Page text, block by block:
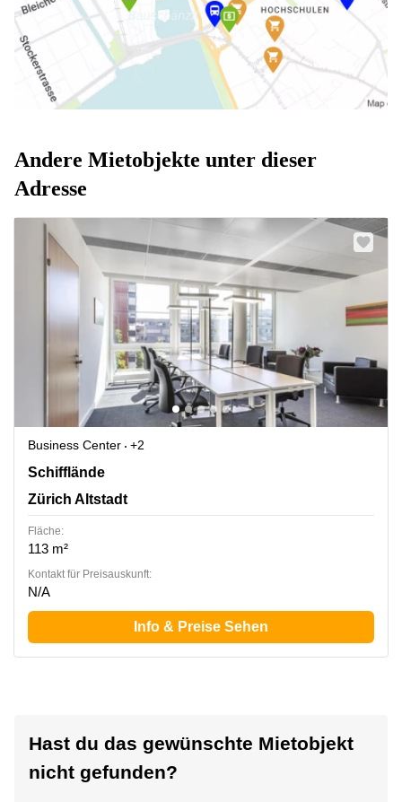
Andere Mietobjekte unter dieser
Adresse
Business Center
+2
Schifflände 26, Zürich Altstadt
Schifflände
Zürich Altstadt
Fläche:
113 m²
Kontakt für Preisauskunft:
N/A
Info & Preise Sehen
Hast du das gewünschte Mietobjekt
nicht gefunden?